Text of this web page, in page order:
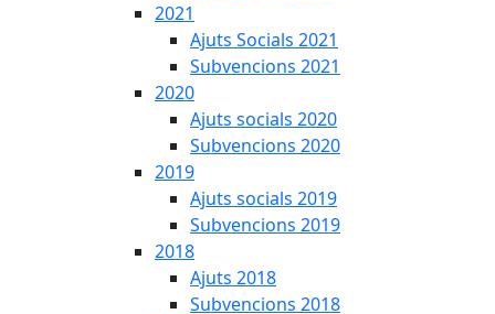
2021
Ajuts Socials 2021
Subvencions 2021
2020
Ajuts socials 2020
Subvencions 2020
2019
Ajuts socials 2019
Subvencions 2019
2018
Ajuts 2018
Subvencions 2018